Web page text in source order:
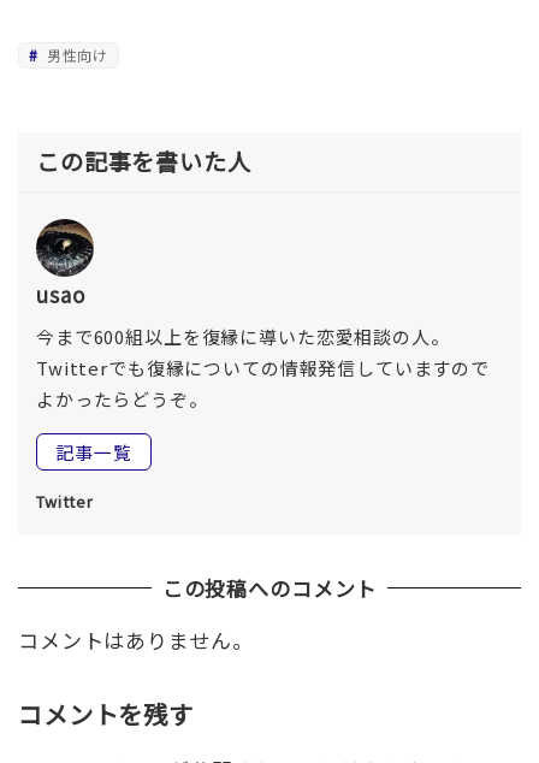
男性向け
この記事を書いた人
usao
今まで600組以上を復縁に導いた恋愛相談の人。
Twitterでも復縁についての情報発信していますので
よかったらどうぞ。
記事一覧
Twitter
この投稿へのコメント
コメントはありません。
コメントを残す